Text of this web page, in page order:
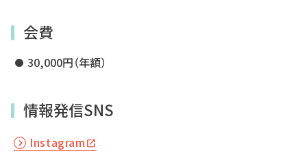
会費
30,000円（年額）
情報発信SNS
Instagram